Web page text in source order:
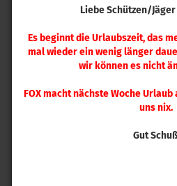
Liebe Schützen/
Es beginnt die Urlaubszeit, das
mal wieder ein wenig länger
wir können es nicht
FOX macht nächste Woche
uns nix.
Gut